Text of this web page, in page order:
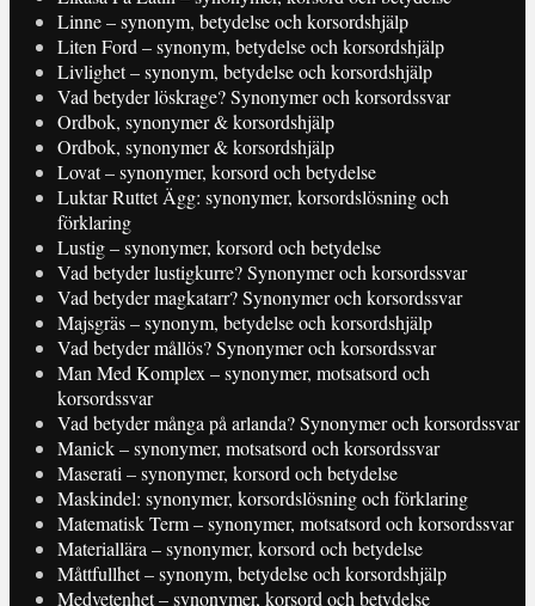
Linne – synonym, betydelse och korsordshjälp
Liten Ford – synonym, betydelse och korsordshjälp
Livlighet – synonym, betydelse och korsordshjälp
Vad betyder löskrage? Synonymer och korsordssvar
Ordbok, synonymer & korsordshjälp
Ordbok, synonymer & korsordshjälp
Lovat – synonymer, korsord och betydelse
Luktar Ruttet Ägg: synonymer, korsordslösning och
förklaring
Lustig – synonymer, korsord och betydelse
Vad betyder lustigkurre? Synonymer och korsordssvar
Vad betyder magkatarr? Synonymer och korsordssvar
Majsgräs – synonym, betydelse och korsordshjälp
Vad betyder mållös? Synonymer och korsordssvar
Man Med Komplex – synonymer, motsatsord och
korsordssvar
Vad betyder många på arlanda? Synonymer och korsordssvar
Manick – synonymer, motsatsord och korsordssvar
Maserati – synonymer, korsord och betydelse
Maskindel: synonymer, korsordslösning och förklaring
Matematisk Term – synonymer, motsatsord och korsordssvar
Materiallära – synonymer, korsord och betydelse
Måttfullhet – synonym, betydelse och korsordshjälp
Medvetenhet – synonymer, korsord och betydelse